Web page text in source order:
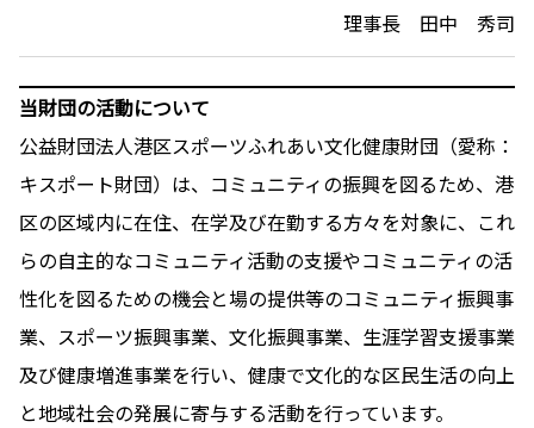
理事長 田中 秀司
当財団の活動について
公益財団法人港区スポーツふれあい文化健康財団（愛称：
キスポート財団）は、コミュニティの振興を図るため、港
区の区域内に在住、在学及び在勤する方々を対象に、これ
らの自主的なコミュニティ活動の支援やコミュニティの活
性化を図るための機会と場の提供等のコミュニティ振興事
業、スポーツ振興事業、文化振興事業、生涯学習支援事業
及び健康増進事業を行い、健康で文化的な区民生活の向上
と地域社会の発展に寄与する活動を行っています。